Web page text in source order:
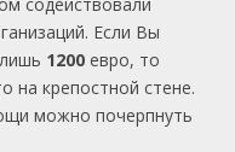
Если Вы
1200 евро, то
на крепостной стене.
можно почерпнуть